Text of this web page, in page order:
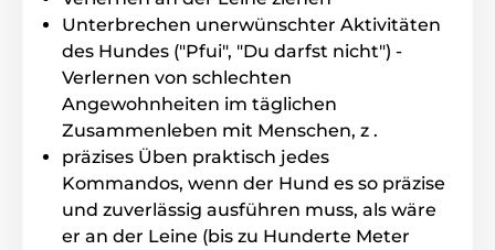
Patpack 630 Trainingshalsbandtreiber
verfügt über ein hochwertiges,
hintergrundbeleuchtetes LCD-Display.
Durch das Display ist das Halsband auch für das
Training am Abend geeignet.
Unterbrechen unerwünschter Aktivitäten
des Hundes ("Pfui", "Du darfst nicht") -
Verlernen von schlechten
Angewohnheiten im täglichen
Zusammenleben mit Menschen, z .
präzises Üben praktisch jedes
Kommandos, wenn der Hund es so präzise
und zuverlässig ausführen muss, als wäre
er an der Leine (bis zu Hunderte Meter